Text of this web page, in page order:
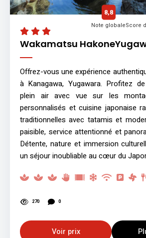
Wakamatsu
8,8
Note globaleScore
Offrez-vous une expérience
à Kanagawa, Yugawara. Profitez
plein air avec vue sur les
personnalisés et cuisine japonaise
traditionnelles avec tatamis et
paisible, service attentionné et
Détente, nature et immersion
un séjour inoubliable au cœur du
270 0
Voir prix